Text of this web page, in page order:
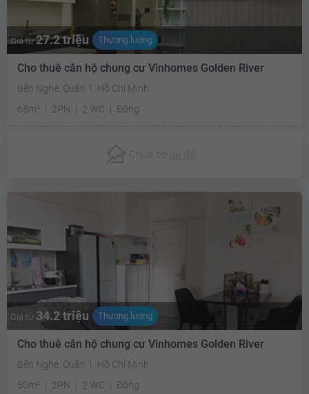
Giá từ27.2 triệu Thương lượng
Cho thuê căn hộ chung cư Vinhomes Golden River
Bến Nghé, Quận 1, Hồ Chí Minh
68m²
2PN 2 WC Đông
Chưa có ưu đãi
Giá từ 34.2 triệu Thương lượng
Cho thuê căn hộ chung cư Vinhomes Golden River
Bến Nghé, Quận 1, Hồ Chí Minh
50m²
2PN 2 WC Đông